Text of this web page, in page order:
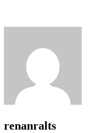
renanralts